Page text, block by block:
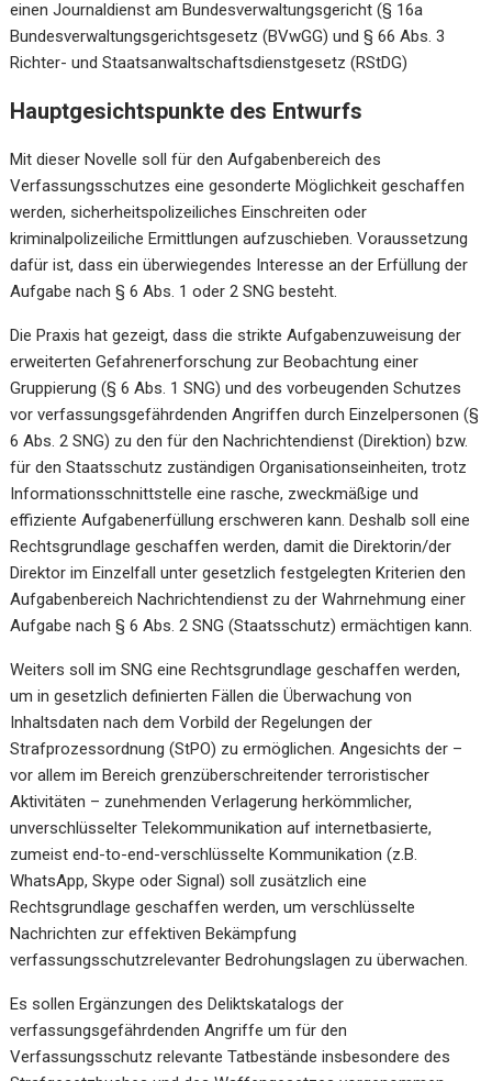
einen Journaldienst am Bundesverwaltungsgericht (§ 16a
Bundesverwaltungsgerichtsgesetz (BVwGG) und § 66 Abs. 3
Richter- und Staatsanwaltschaftsdienstgesetz (RStDG)
Hauptgesichtspunkte des Entwurfs
Mit dieser Novelle soll für den Aufgabenbereich des
Verfassungsschutzes eine gesonderte Möglichkeit geschaffen
werden, sicherheitspolizeiliches Einschreiten oder
kriminalpolizeiliche Ermittlungen aufzuschieben. Voraussetzung
dafür ist, dass ein überwiegendes Interesse an der Erfüllung der
Aufgabe nach § 6 Abs. 1 oder 2 SNG besteht.
Die Praxis hat gezeigt, dass die strikte Aufgabenzuweisung der
erweiterten Gefahrenerforschung zur Beobachtung einer
Gruppierung (§ 6 Abs. 1 SNG) und des vorbeugenden Schutzes
vor verfassungsgefährdenden Angriffen durch Einzelpersonen (§
6 Abs. 2 SNG) zu den für den Nachrichtendienst (Direktion) bzw.
für den Staatsschutz zuständigen Organisationseinheiten, trotz
Informationsschnittstelle eine rasche, zweckmäßige und
effiziente Aufgabenerfüllung erschweren kann. Deshalb soll eine
Rechtsgrundlage geschaffen werden, damit die Direktorin/der
Direktor im Einzelfall unter gesetzlich festgelegten Kriterien den
Aufgabenbereich Nachrichtendienst zu der Wahrnehmung einer
Aufgabe nach § 6 Abs. 2 SNG (Staatsschutz) ermächtigen kann.
Weiters soll im SNG eine Rechtsgrundlage geschaffen werden,
um in gesetzlich definierten Fällen die Überwachung von
Inhaltsdaten nach dem Vorbild der Regelungen der
Strafprozessordnung (StPO) zu ermöglichen. Angesichts der –
vor allem im Bereich grenzüberschreitender terroristischer
Aktivitäten – zunehmenden Verlagerung herkömmlicher,
unverschlüsselter Telekommunikation auf internetbasierte,
zumeist end-to-end-verschlüsselte Kommunikation (z.B.
WhatsApp, Skype oder Signal) soll zusätzlich eine
Rechtsgrundlage geschaffen werden, um verschlüsselte
Nachrichten zur effektiven Bekämpfung
verfassungsschutzrelevanter Bedrohungslagen zu überwachen.
Es sollen Ergänzungen des Deliktskatalogs der
verfassungsgefährdenden Angriffe um für den
Verfassungsschutz relevante Tatbestände insbesondere des